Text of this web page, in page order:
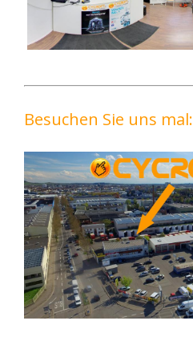
Besuchen Sie uns mal: